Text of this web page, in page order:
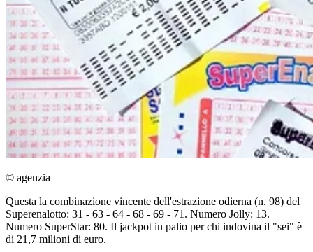
© agenzia
Questa la combinazione vincente dell'estrazione odierna (n. 98) del
Superenalotto: 31 - 63 - 64 - 68 - 69 - 71. Numero Jolly: 13.
Numero SuperStar: 80. Il jackpot in palio per chi indovina il "sei" è
di 21,7 milioni di euro.